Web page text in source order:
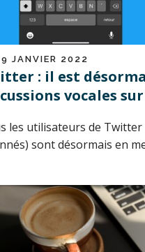
JANVIER 2022
: il est
vocales
les utilisateurs de Twitter
sont désormais en